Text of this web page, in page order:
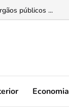
em família ...
Economia